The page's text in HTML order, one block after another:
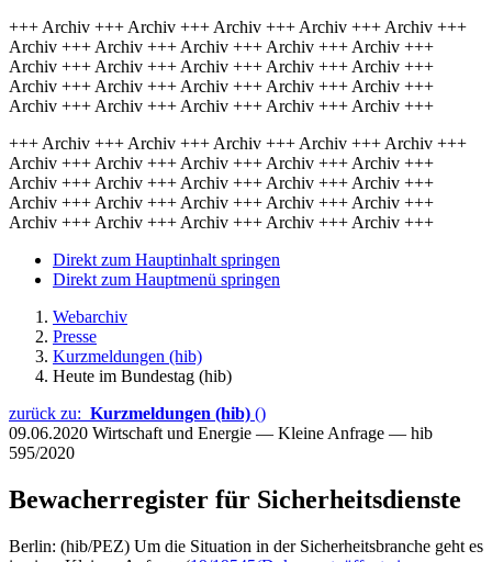
+++ Archiv +++ Archiv +++ Archiv +++ Archiv +++ Archiv +++
Archiv +++ Archiv +++ Archiv +++ Archiv +++ Archiv +++
Archiv +++ Archiv +++ Archiv +++ Archiv +++ Archiv +++
Archiv +++ Archiv +++ Archiv +++ Archiv +++ Archiv +++
Archiv +++ Archiv +++ Archiv +++ Archiv +++ Archiv +++
+++ Archiv +++ Archiv +++ Archiv +++ Archiv +++ Archiv +++
Archiv +++ Archiv +++ Archiv +++ Archiv +++ Archiv +++
Archiv +++ Archiv +++ Archiv +++ Archiv +++ Archiv +++
Archiv +++ Archiv +++ Archiv +++ Archiv +++ Archiv +++
Archiv +++ Archiv +++ Archiv +++ Archiv +++ Archiv +++
Direkt zum Hauptinhalt springen
Direkt zum Hauptmenü springen
Webarchiv
Presse
Kurzmeldungen (hib)
Heute im Bundestag (hib)
zurück zu: Kurzmeldungen (hib) ()
09.06.2020 Wirtschaft und Energie — Kleine Anfrage — hib
595/2020
Bewacherregister für Sicherheitsdienste
Berlin: (hib/PEZ) Um die Situation in der Sicherheitsbranche geht es